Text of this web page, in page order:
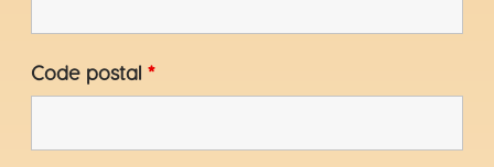
Code postal *